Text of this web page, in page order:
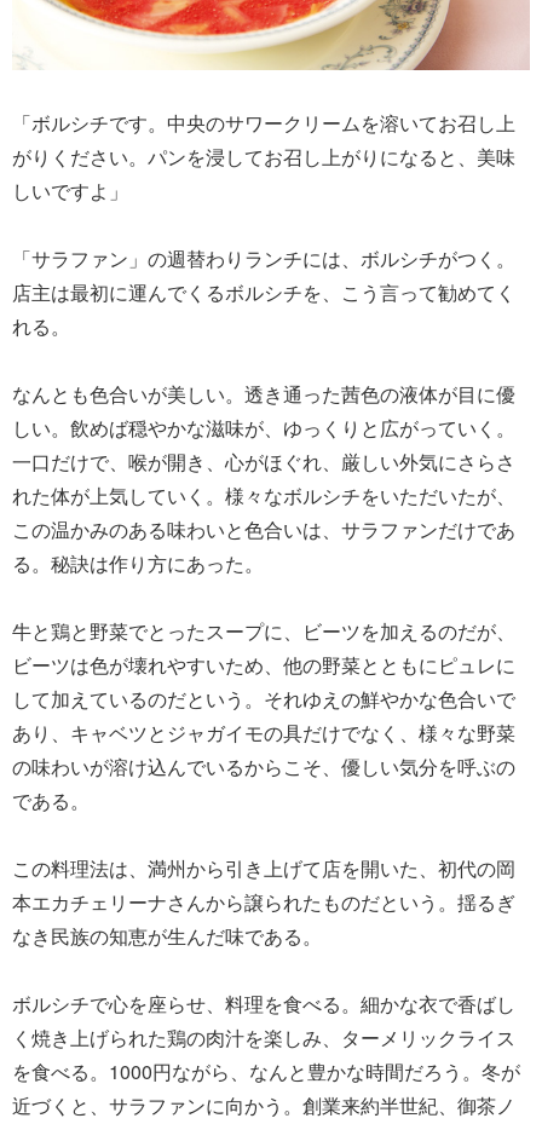
「ボルシチです。中央のサワークリームを溶いてお召し上
がりください。パンを浸してお召し上がりになると、美味
しいですよ」
「サラファン」の週替わりランチには、ボルシチがつく。
店主は最初に運んでくるボルシチを、こう言って勧めてく
れる。
なんとも色合いが美しい。透き通った茜色の液体が目に優
しい。飲めば穏やかな滋味が、ゆっくりと広がっていく。
一口だけで、喉が開き、心がほぐれ、厳しい外気にさらさ
れた体が上気していく。様々なボルシチをいただいたが、
この温かみのある味わいと色合いは、サラファンだけであ
る。秘訣は作り方にあった。
牛と鶏と野菜でとったスープに、ビーツを加えるのだが、
ビーツは色が壊れやすいため、他の野菜とともにピュレに
して加えているのだという。それゆえの鮮やかな色合いで
あり、キャベツとジャガイモの具だけでなく、様々な野菜
の味わいが溶け込んでいるからこそ、優しい気分を呼ぶの
である。
この料理法は、満州から引き上げて店を開いた、初代の岡
本エカチェリーナさんから譲られたものだという。揺るぎ
なき民族の知恵が生んだ味である。
ボルシチで心を座らせ、料理を食べる。細かな衣で香ばし
く焼き上げられた鶏の肉汁を楽しみ、ターメリックライス
を食べる。1000円ながら、なんと豊かな時間だろう。冬が
近づくと、サラファンに向かう。創業来約半世紀、御茶ノ